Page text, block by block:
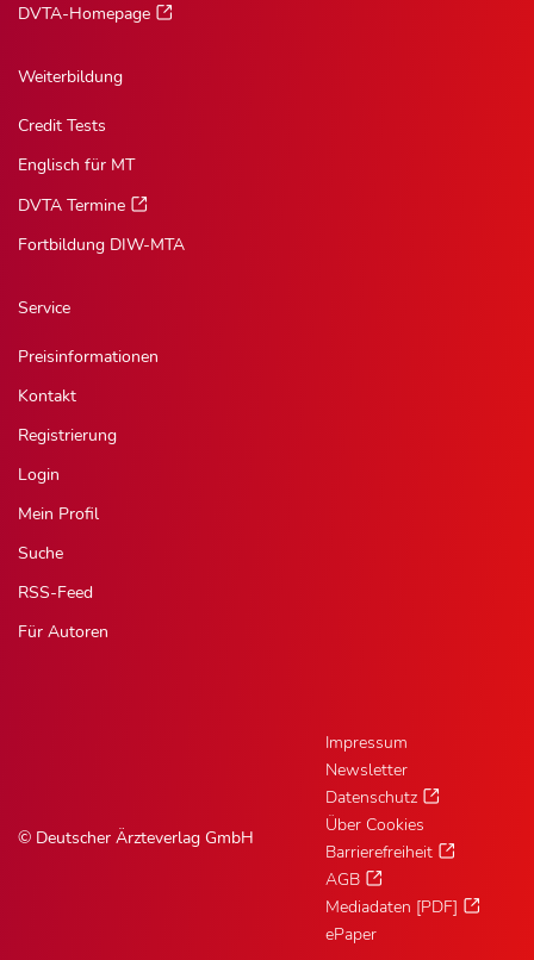
DVTA-Homepage
Weiterbildung
Credit Tests
Englisch für MT
DVTA Termine
Fortbildung DIW-MTA
Service
Preisinformationen
Kontakt
Registrierung
Login
Mein Profil
Suche
RSS-Feed
Für Autoren
© Deutscher Ärzteverlag GmbH
Impressum
Newsletter
Datenschutz
Über Cookies
Barrierefreiheit
AGB
Mediadaten [PDF]
ePaper